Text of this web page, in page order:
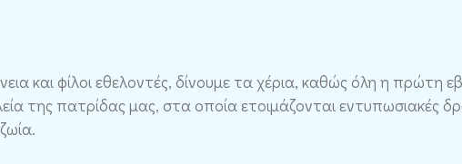
και φίλοι εθελοντές, δίνουμε τα χέρια, καθώς όλη η πρώτη
της πατρίδας μας, στα οποία ετοιμάζονται εντυπωσιακές